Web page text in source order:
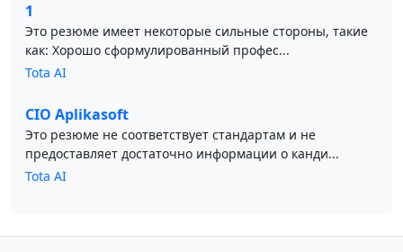
1
Это резюме имеет некоторые сильные стороны, такие
как: Хорошо сформулированный профес...
Tota AI
CIO Aplikasoft
Это резюме не соответствует стандартам и не
предоставляет достаточно информации о канди...
Tota AI